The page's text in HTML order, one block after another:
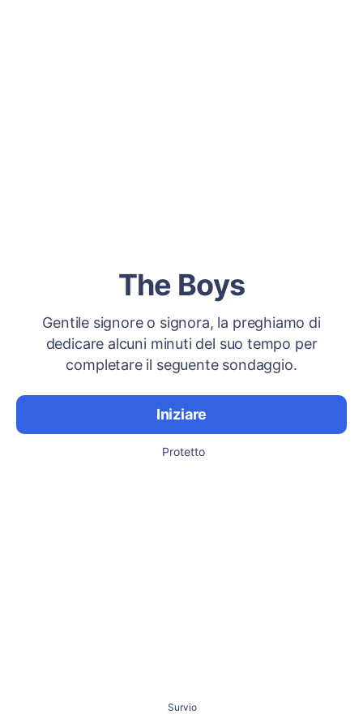
The Boys
Gentile signore o signora, la preghiamo di
dedicare alcuni minuti del suo tempo per
completare il seguente sondaggio.
Iniziare
Protetto
Survio